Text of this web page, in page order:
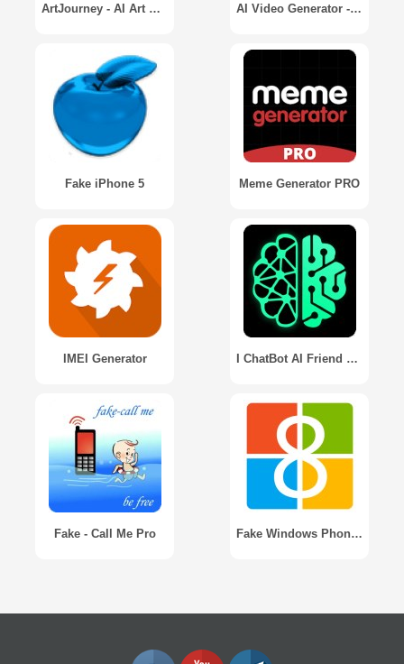
ArtJourney - AI Art Generator AI Video Generator - Viddo
Fake iPhone 5 Meme Generator PRO
IMEI Generator I ChatBot AI Friend Generator
Fake - Call Me Pro Fake Windows Phone 8